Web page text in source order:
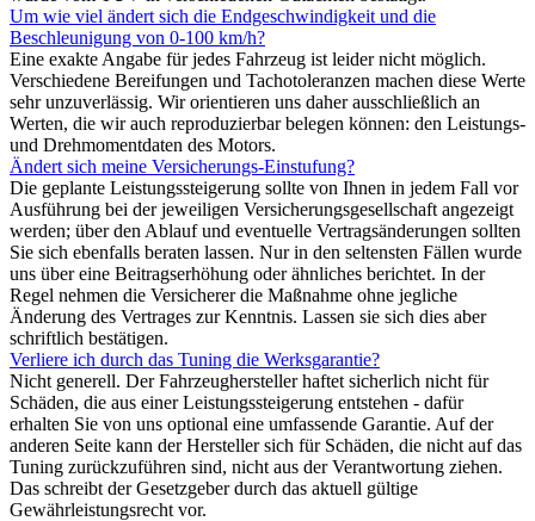
Um wie viel ändert sich die Endgeschwindigkeit und die
Beschleunigung von 0-100 km/h?
Eine exakte Angabe für jedes Fahrzeug ist leider nicht möglich.
Verschiedene Bereifungen und Tachotoleranzen machen diese Werte
sehr unzuverlässig. Wir orientieren uns daher ausschließlich an
Werten, die wir auch reproduzierbar belegen können: den Leistungs-
und Drehmomentdaten des Motors.
Ändert sich meine Versicherungs-Einstufung?
Die geplante Leistungssteigerung sollte von Ihnen in jedem Fall vor
Ausführung bei der jeweiligen Versicherungsgesellschaft angezeigt
werden; über den Ablauf und eventuelle Vertragsänderungen sollten
Sie sich ebenfalls beraten lassen. Nur in den seltensten Fällen wurde
uns über eine Beitragserhöhung oder ähnliches berichtet. In der
Regel nehmen die Versicherer die Maßnahme ohne jegliche
Änderung des Vertrages zur Kenntnis. Lassen sie sich dies aber
schriftlich bestätigen.
Verliere ich durch das Tuning die Werksgarantie?
Nicht generell. Der Fahrzeughersteller haftet sicherlich nicht für
Schäden, die aus einer Leistungssteigerung entstehen - dafür
erhalten Sie von uns optional eine umfassende Garantie. Auf der
anderen Seite kann der Hersteller sich für Schäden, die nicht auf das
Tuning zurückzuführen sind, nicht aus der Verantwortung ziehen.
Das schreibt der Gesetzgeber durch das aktuell gültige
Gewährleistungsrecht vor.